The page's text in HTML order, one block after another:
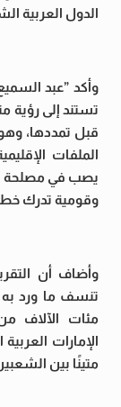
الدول العربية
وأكد ”عبد
تستند إلى رؤية
قبل تمددها،
الملفات
يصب في مصلحة
وقومية تدرك
وأضاف أن
تنسف ما ورد
مئات الآلاف
الإمارات
متينًا بين